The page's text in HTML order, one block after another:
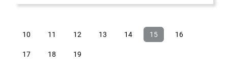
10 11 12 13 14 15 16
17 18 19